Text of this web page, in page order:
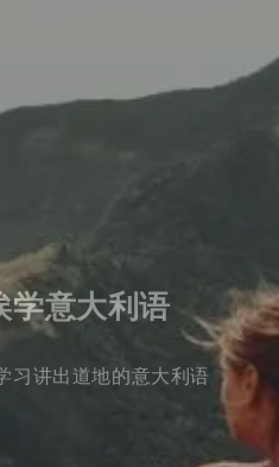
学意大利语
习讲出道地的意大利语